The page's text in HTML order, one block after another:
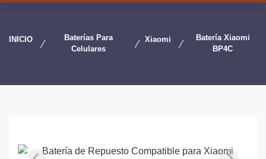
INICIO
Baterías Para
Celulares
Xiaomi
Batería Xiaomi
BP4C